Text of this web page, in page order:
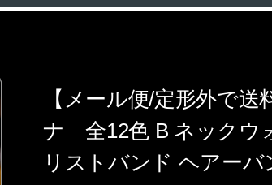
【メール便/定形外で
ナ 全12色 B ネックウ
リストバンド ヘアー